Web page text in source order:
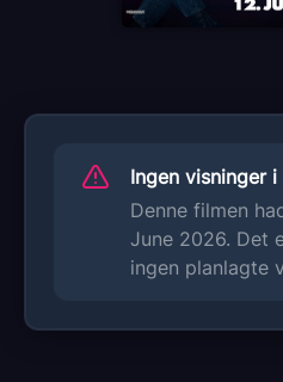
Ingen visninger i
Denne filmen
June 2026. Det
ingen planlagte